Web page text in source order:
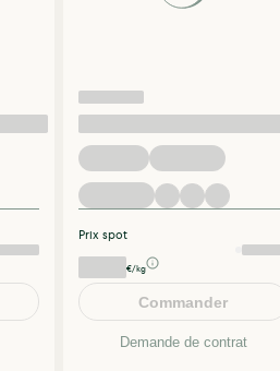
Prix spot
€/kg
Commander
Demande de contrat